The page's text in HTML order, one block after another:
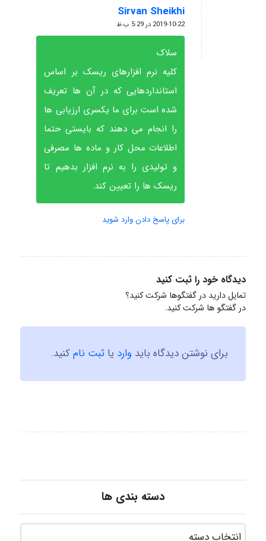
Sirvan Sheikhi
گفته:
2019-10-22 در 5:29 ب.ظ
سلاک
کلیه نرم افزارهای ریسک بر اساس
استانداردهایی که در آن ها تعریف
شده است برای ما یکسری ارزیابی ها
را انجام می دهند که بایستی حتما
اطلاعات محل کار و ماده ها مصرفی
و تولیدی را به نرم افزار بدهیم تا
ریسک ها را تعیین کند.
برای پاسخ دادن وارد شوید
دیدگاه خود را ثبت کنید
تمایل دارید در گفتگوها شرکت کنید؟
در گفتگو ها شرکت کنید.
برای نوشتن دیدگاه باید وارد یا ثبت نامکنید.
دسته بندی ها